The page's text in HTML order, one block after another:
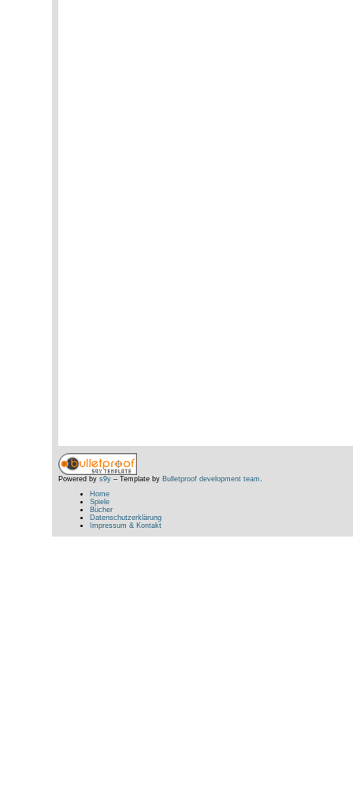
Powered by s9y– Template by Bulletproof development team
Home
Spiele
Bücher
Datenschutzerklärung
Impressum & Kontakt